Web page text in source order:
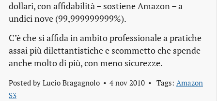
dollari, con affidabilità – sostiene Amazon – a
undici nove (99,999999999%).
C’è che si affida in ambito professionale a pratiche
assai più dilettantistiche e scommetto che spende
anche molto di più, con meno sicurezze.
Posted by Lucio Bragagnolo 4 nov 2010 Tags: Amazon
S3